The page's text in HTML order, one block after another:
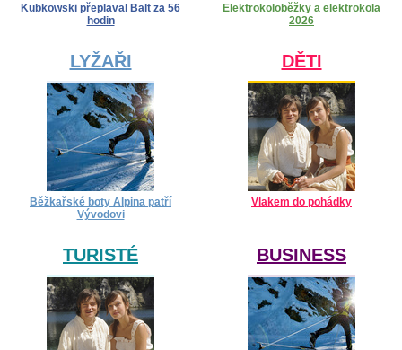
Kubkowski přeplaval Balt za 56
hodin
Elektrokoloběžky a elektrokola
2026
LYŽAŘI
Běžkařské boty Alpina patří
Vývodovi
DĚTI
Vlakem do pohádky
TURISTÉ BUSINESS